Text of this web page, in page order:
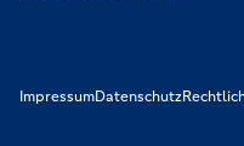
ImpressumDatenschutz